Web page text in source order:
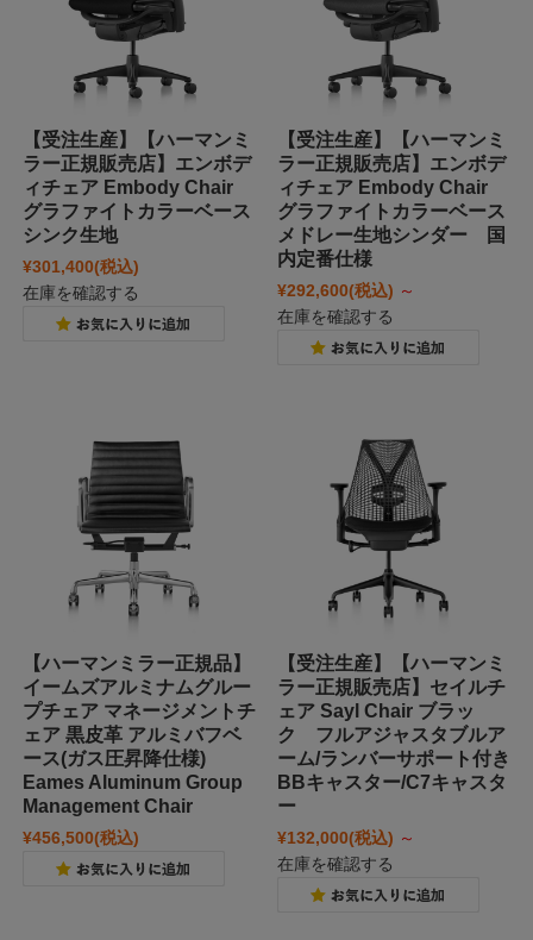
【受注生産】【ハーマンミ
ラー正規販売店】エンボデ
ィチェア Embody Chair
グラファイトカラーベース
シンク生地
¥301,400(税込)
在庫を確認する
【受注生産】【ハーマンミ
ラー正規販売店】エンボデ
ィチェア Embody Chair
グラファイトカラーベース
メドレー生地シンダー 国
内定番仕様
¥292,600(税込) ～
在庫を確認する
【ハーマンミラー正規品】
イームズアルミナムグルー
プチェア マネージメントチ
ェア 黒皮革 アルミバフベ
ース(ガス圧昇降仕様)
Eames Aluminum Group
Management Chair
¥456,500(税込)
【受注生産】【ハーマンミ
ラー正規販売店】セイルチ
ェア Sayl Chair ブラッ
ク フルアジャスタブルア
ーム/ランバーサポート付き
BBキャスター/C7キャスタ
ー
¥132,000(税込) ～
在庫を確認する